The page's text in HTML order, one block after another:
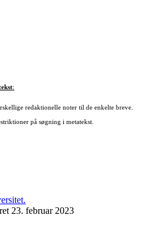
:
redaktionelle noter til de enkelte breve.
på søgning i metatekst.
23. februar 2023